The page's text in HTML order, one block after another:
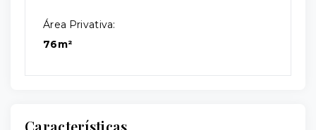
Área Privativa:
76m²
Características